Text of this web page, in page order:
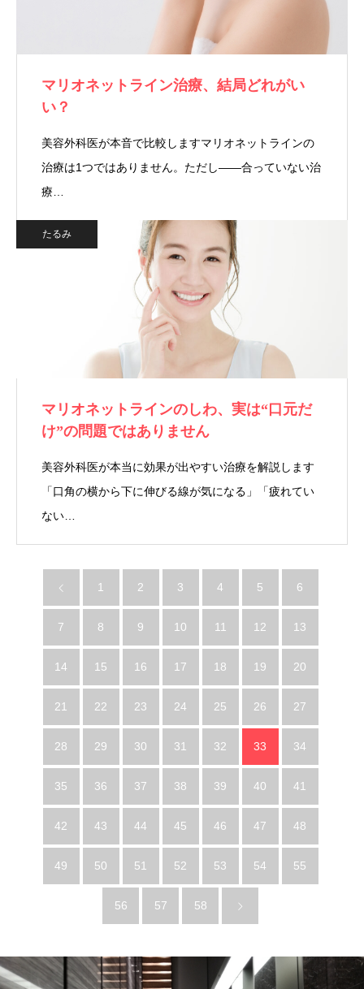
マリオネットライン治療、結局どれがい
い？
美容外科医が本音で比較しますマリオネットラインの
治療は1つではありません。ただし――合っていない治
療…
たるみ
マリオネットラインのしわ、実は“口元だ
け”の問題ではありません
美容外科医が本当に効果が出やすい治療を解説します
「口角の横から下に伸びる線が気になる」「疲れてい
ない…
1 2 3 4 5 6
7 8 9 10 11 12 13
14 15 16 17 18 19 20
21 22 23 24 25 26 27
28 29 30 31 32 33 34
35 36 37 38 39 40 41
42 43 44 45 46 47 48
49 50 51 52 53 54 55
56 57 58